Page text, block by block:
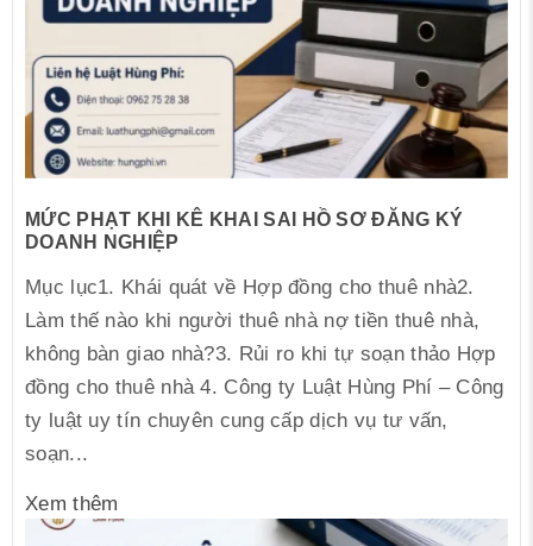
MỨC PHẠT KHI KÊ KHAI SAI HỒ SƠ ĐĂNG KÝ
DOANH NGHIỆP
Mục lục1. Khái quát về Hợp đồng cho thuê nhà2.
Làm thế nào khi người thuê nhà nợ tiền thuê nhà,
không bàn giao nhà?3. Rủi ro khi tự soạn thảo Hợp
đồng cho thuê nhà 4. Công ty Luật Hùng Phí – Công
ty luật uy tín chuyên cung cấp dịch vụ tư vấn,
soạn...
Xem thêm